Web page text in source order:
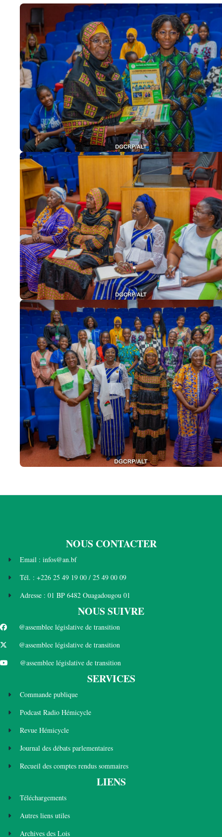
NOUS CONTACTER
Email : infos@an.bf
Tél. : +226 25 49 19 00 / 25 49 00 09
Adresse : 01 BP 6482 Ouagadougou 01
NOUS SUIVRE
@assemblee législative de transition
@assemblee législative de transition
@assemblee législative de transition
SERVICES
Commande publique
Podcast Radio Hémicycle
Revue Hémicycle
Journal des débats parlementaires
Recueil des comptes rendus sommaires
LIENS
Téléchargements
Autres liens utiles
Archives des Lois